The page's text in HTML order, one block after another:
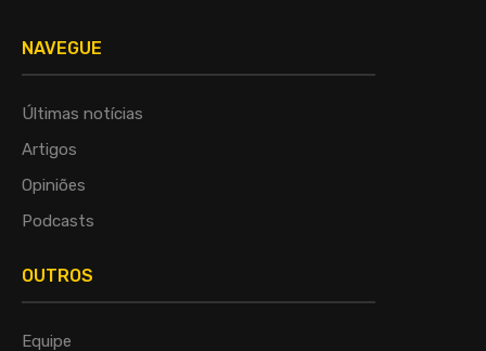
NAVEGUE
Últimas notícias
Artigos
Opiniões
Podcasts
OUTROS
Equipe